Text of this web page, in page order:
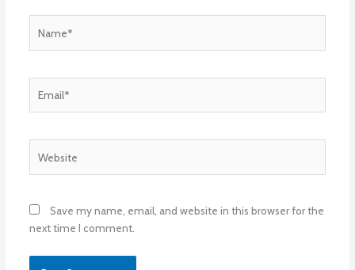
Save my name, email, and website in this browser for the
next time I comment.